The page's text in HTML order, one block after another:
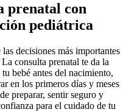
prenatal con
pediátrica
decisiones más importantes
consulta prenatal te da la
bebé antes del nacimiento,
en los primeros días y meses
preparar, sentir seguro y
para el cuidado de tu